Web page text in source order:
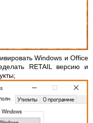
Windows и Office
RETAIL версию и